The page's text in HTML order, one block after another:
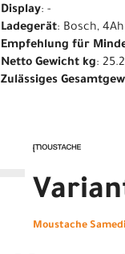
Display: -
Ladegerät: Bosch, 4Ah
Empfehlung für
Netto Gewicht kg: 25.2
Zulässiges
Moustache